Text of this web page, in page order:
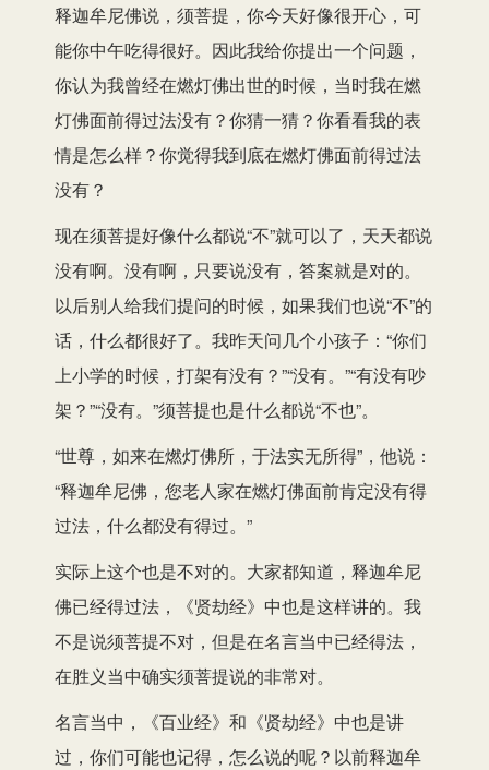
释迦牟尼佛说，须菩提，你今天好像很开心，可
能你中午吃得很好。因此我给你提出一个问题，
你认为我曾经在燃灯佛出世的时候，当时我在燃
灯佛面前得过法没有？你猜一猜？你看看我的表
情是怎么样？你觉得我到底在燃灯佛面前得过法
没有？
现在须菩提好像什么都说“不”就可以了，天天都说
没有啊。没有啊，只要说没有，答案就是对的。
以后别人给我们提问的时候，如果我们也说“不”的
话，什么都很好了。我昨天问几个小孩子：“你们
上小学的时候，打架有没有？”“没有。”“有没有吵
架？”“没有。”须菩提也是什么都说“不也”。
“世尊，如来在燃灯佛所，于法实无所得”，他说：
“释迦牟尼佛，您老人家在燃灯佛面前肯定没有得
过法，什么都没有得过。”
实际上这个也是不对的。大家都知道，释迦牟尼
佛已经得过法，《贤劫经》中也是这样讲的。我
不是说须菩提不对，但是在名言当中已经得法，
在胜义当中确实须菩提说的非常对。
名言当中，《百业经》和《贤劫经》中也是讲
过，你们可能也记得，怎么说的呢？以前释迦牟